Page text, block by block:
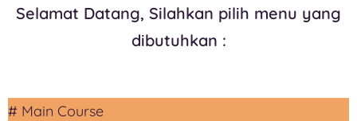
Selamat Datang, Silahkan pilih menu yang
dibutuhkan :
# Main Course